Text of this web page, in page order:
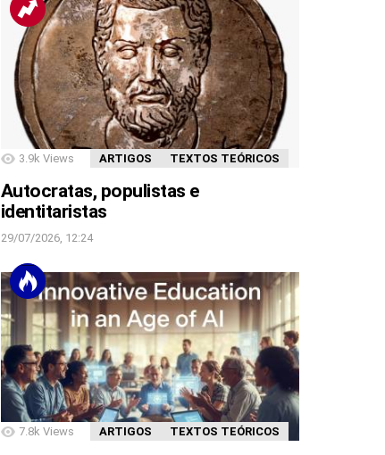
3.9k Views ARTIGOS TEXTOS TEÓRICOS
Autocratas, populistas e
identitaristas
29/07/2026, 12:24
7.8k Views ARTIGOS TEXTOS TEÓRICOS